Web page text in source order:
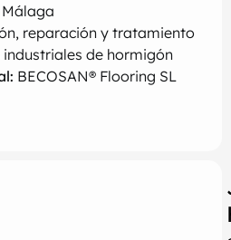
Málaga
reparación y tratamiento
de hormigón
BECOSAN® Flooring SL